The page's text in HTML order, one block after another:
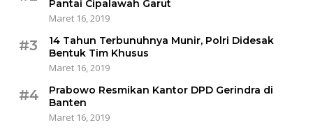
Pantai Cipalawah Garut
Maret 16, 2019
#3
14 Tahun Terbunuhnya Munir, Polri Didesak
Bentuk Tim Khusus
Maret 16, 2019
#4
Prabowo Resmikan Kantor DPD Gerindra di
Banten
Maret 16, 2019